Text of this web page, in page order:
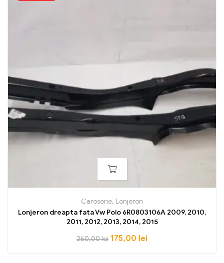
Caroserie, Lonjeron
Lonjeron dreapta fata Vw Polo 6R0803106A 2009, 2010,
2011, 2012, 2013, 2014, 2015
250,00lei 175,00 lei